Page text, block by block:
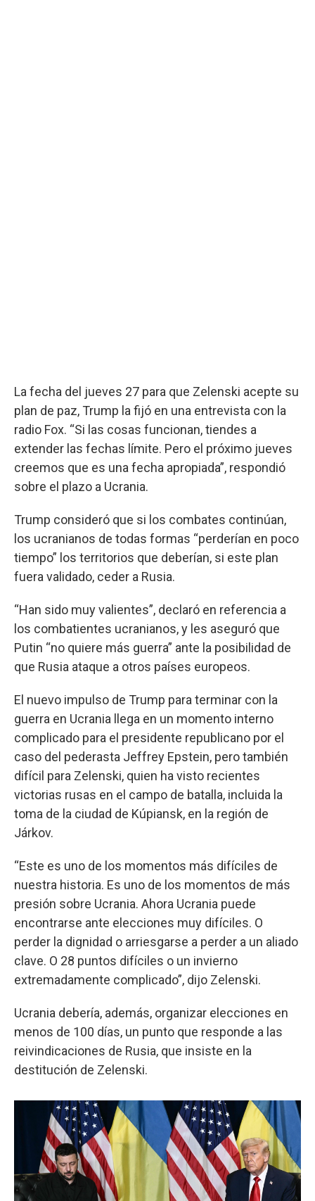
La fecha del jueves 27 para que Zelenski acepte su
plan de paz, Trump la fijó en una entrevista con la
radio Fox. “Si las cosas funcionan, tiendes a
extender las fechas límite. Pero el próximo jueves
creemos que es una fecha apropiada”, respondió
sobre el plazo a Ucrania.
Trump consideró que si los combates continúan,
los ucranianos de todas formas “perderían en poco
tiempo” los territorios que deberían, si este plan
fuera validado, ceder a Rusia.
“Han sido muy valientes”, declaró en referencia a
los combatientes ucranianos, y les aseguró que
Putin “no quiere más guerra” ante la posibilidad de
que Rusia ataque a otros países europeos.
El nuevo impulso de Trump para terminar con la
guerra en Ucrania llega en un momento interno
complicado para el presidente republicano por el
caso del pederasta Jeffrey Epstein, pero también
difícil para Zelenski, quien ha visto recientes
victorias rusas en el campo de batalla, incluida la
toma de la ciudad de Kúpiansk, en la región de
Járkov.
“Este es uno de los momentos más difíciles de
nuestra historia. Es uno de los momentos de más
presión sobre Ucrania. Ahora Ucrania puede
encontrarse ante elecciones muy difíciles. O
perder la dignidad o arriesgarse a perder a un aliado
clave. O 28 puntos difíciles o un invierno
extremadamente complicado”, dijo Zelenski.
Ucrania debería, además, organizar elecciones en
menos de 100 días, un punto que responde a las
reivindicaciones de Rusia, que insiste en la
destitución de Zelenski.